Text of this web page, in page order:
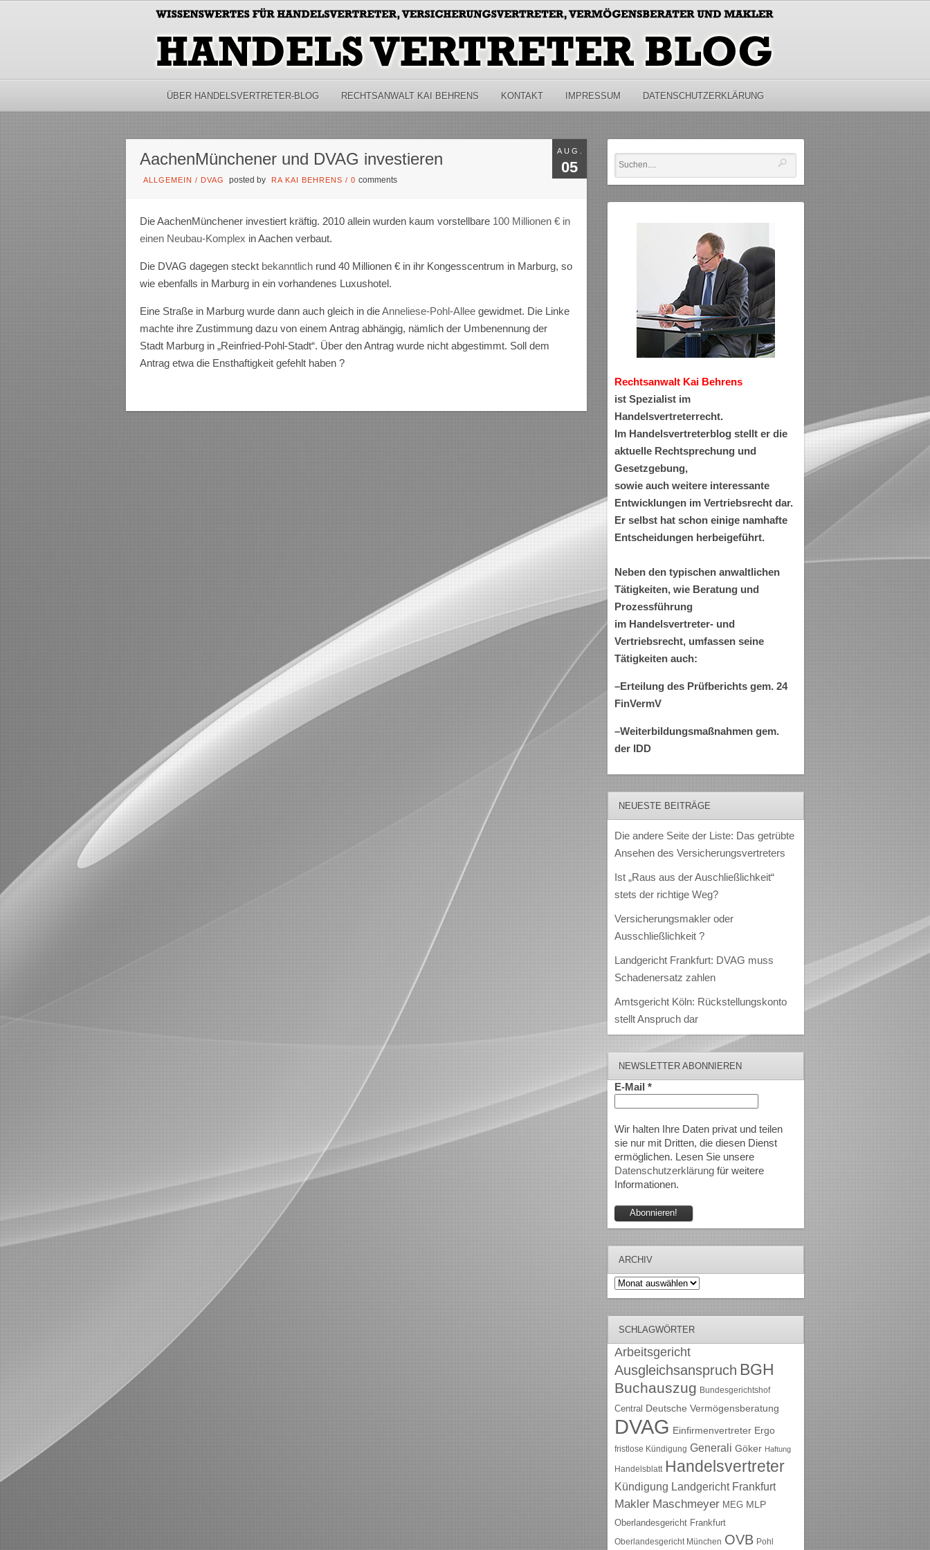
ÜBER HANDELSVERTRETER-BLOG RECHTSANWALT KAI BEHRENS KONTAKT IMPRESSUM DATENSCHUTZERKLÄRUNG
AUG.
05
AachenMünchener und DVAG investieren
ALLGEMEIN / DVAG posted by RA KAI BEHRENS /0comments
Die AachenMünchener investiert kräftig. 2010 allein wurden kaum vorstellbare 100 Millionen € in
einen Neubau-Komplex in Aachen verbaut.
Die DVAG dagegen steckt bekanntlich rund 40 Millionen € in ihr Kongesscentrum in Marburg, so
wie ebenfalls in Marburg in ein vorhandenes Luxushotel.
Eine Straße in Marburg wurde dann auch gleich in dieAnneliese-Pohl-Allee gewidmet. Die Linke
machte ihre Zustimmung dazu von einem Antrag abhängig, nämlich der Umbenennung der
Stadt Marburg in „Reinfried-Pohl-Stadt“. Über den Antrag wurde nicht abgestimmt. Soll dem
Antrag etwa die Ensthaftigkeit gefehlt haben ?
Rechtsanwalt Kai Behrens
ist Spezialist im
Handelsvertreterrecht.
Im Handelsvertreterblog stellt er die
aktuelle Rechtsprechung und
Gesetzgebung,
sowie auch weitere interessante
Entwicklungen im Vertriebsrecht dar.
Er selbst hat schon einige namhafte
Entscheidungen herbeigeführt.
Neben den typischen anwaltlichen
Tätigkeiten, wie Beratung und
Prozessführung
im Handelsvertreter- und
Vertriebsrecht, umfassen seine
Tätigkeiten auch:
–Erteilung des Prüfberichts gem. 24
FinVermV
–Weiterbildungsmaßnahmen gem.
der IDD
NEUESTE BEITRÄGE
Die andere Seite der Liste: Das getrübte
Ansehen des Versicherungsvertreters
Ist „Raus aus der Auschließlichkeit“
stets der richtige Weg?
Versicherungsmakler oder
Ausschließlichkeit ?
Landgericht Frankfurt: DVAG muss
Schadenersatz zahlen
Amtsgericht Köln: Rückstellungskonto
stellt Anspruch dar
NEWSLETTER ABONNIEREN
E-Mail *
Wir halten Ihre Daten privat und teilen
sie nur mit Dritten, die diesen Dienst
ermöglichen. Lesen Sie unsere
Datenschutzerklärungfür weitere
Informationen.
ARCHIV
Archiv
SCHLAGWÖRTER
Arbeitsgericht
Ausgleichsanspruch BGH
Buchauszug Bundesgerichtshof
Central Deutsche Vermögensberatung
DVAG Einfirmenvertreter Ergo
fristlose Kündigung Generali Göker Haftung
Handelsblatt Handelsvertreter
Kündigung Landgericht Frankfurt
Makler Maschmeyer MEG MLP
Oberlandesgericht Frankfurt
Oberlandesgericht München OVB Pohl